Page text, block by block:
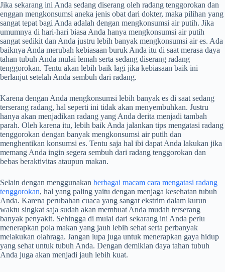
Jika sekarang ini Anda sedang diserang oleh radang tenggorokan dan
enggan mengkonsumsi aneka jenis obat dari dokter, maka pilihan yang
sangat tepat bagi Anda adalah dengan mengkonsumsi air putih. Jika
umumnya di hari-hari biasa Anda hanya mengkonsumsi air putih
sangat sedikit dan Anda justru lebih banyak mengkonsumsi air es. Ada
baiknya Anda merubah kebiasaan buruk Anda itu di saat merasa daya
tahan tubuh Anda mulai lemah serta sedang diserang radang
tenggorokan. Tentu akan lebih baik lagi jika kebiasaan baik ini
berlanjut setelah Anda sembuh dari radang.
Karena dengan Anda mengkonsumsi lebih banyak es di saat sedang
terserang radang, hal seperti ini tidak akan menyembuhkan. Justru
hanya akan menjadikan radang yang Anda derita menjadi tambah
parah. Oleh karena itu, lebih baik Anda jalankan tips mengatasi radang
tenggorokan dengan banyak mengkonsumsi air putih dan
menghentikan konsumsi es. Tentu saja hal ibi dapat Anda lakukan jika
memang Anda ingin segera sembuh dari radang tenggorokan dan
bebas beraktivitas ataupun makan.
Selain dengan menggunakan berbagai macam cara mengatasi radang
tenggorokan, hal yang paling yaitu dengan menjaga kesehatan tubuh
Anda. Karena perubahan cuaca yang sangat ekstrim dalam kurun
waktu singkat saja sudah akan membuat Anda mudah terserang
banyak penyakit. Sehingga di mulai dari sekarang ini Anda perlu
menerapkan pola makan yang jauh lebih sehat serta perbanyak
melakukan olahraga. Jangan lupa juga untuk menerapkan gaya hidup
yang sehat untuk tubuh Anda. Dengan demikian daya tahan tubuh
Anda juga akan menjadi jauh lebih kuat.